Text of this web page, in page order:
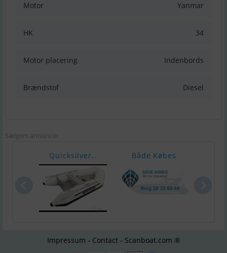
Motor Yanmar
HK 34
Motor placering Indenbords
Brændstof Diesel
Sælgers annoncer
Quicksilver.. Både Købes
Impressum - Contact - Scanboat.com ®